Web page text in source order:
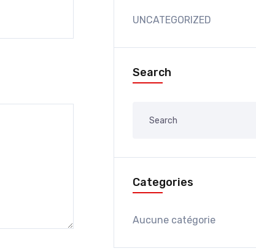
UNCATEGORIZED
Search
Categories
Aucune catégorie